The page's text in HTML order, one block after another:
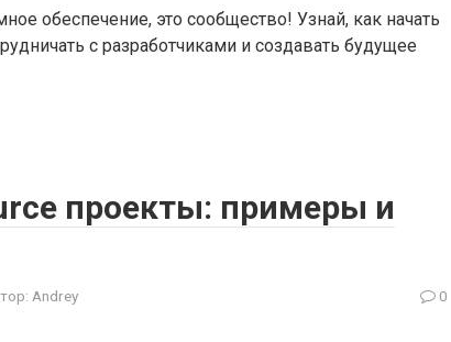
обеспечение, это сообщество! Узнай, как начать
с разработчиками и создавать будущее
проекты: примеры и
Andrey 0